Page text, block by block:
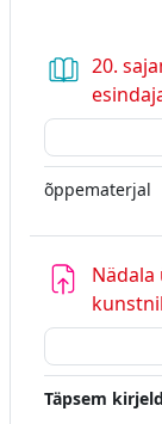
20.
õppematerjal
Nädala
Täpsem